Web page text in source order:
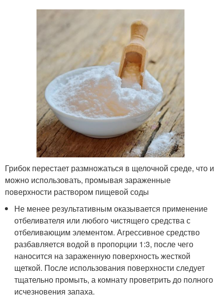
Грибок перестает размножаться в щелочной среде, что и
можно использовать, промывая зараженные
поверхности раствором пищевой соды
Не менее результативным оказывается применение
отбеливателя или любого чистящего средства с
отбеливающим элементом. Агрессивное средство
разбавляется водой в пропорции 1:3, после чего
наносится на зараженную поверхность жесткой
щеткой. После использования поверхности следует
тщательно промыть, а комнату проветрить до полного
исчезновения запаха.